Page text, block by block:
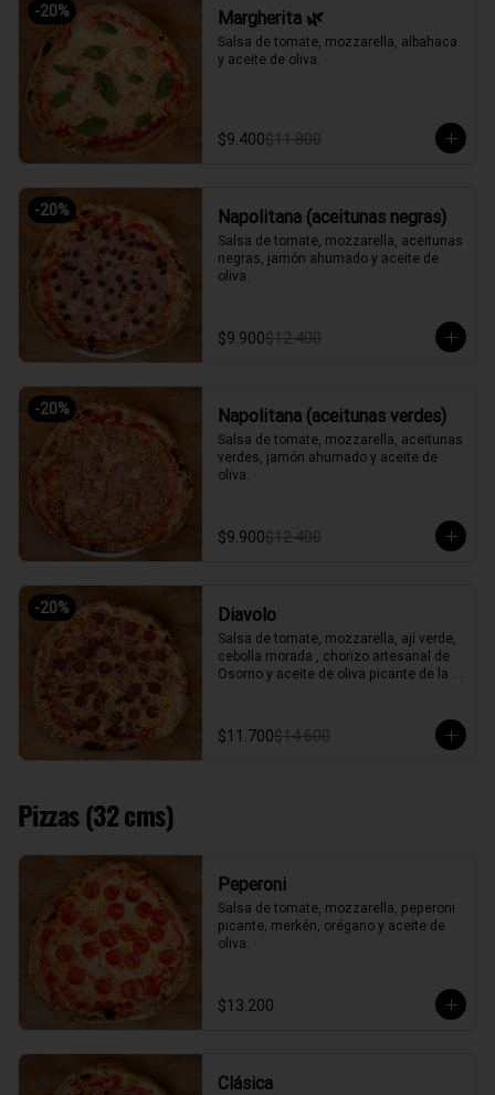
-20% Margherita 🌿
Salsa de tomate, mozzarella, albahaca
y aceite de oliva.
$9.400$11.800
-20% Napolitana (aceitunas negras)
Salsa de tomate, mozzarella, aceitunas
negras, jamón ahumado y aceite de
oliva.
$9.900$12.400
-20% Napolitana (aceitunas verdes)
Salsa de tomate, mozzarella, aceitunas
verdes, jamón ahumado y aceite de
oliva.
$9.900$12.400
-20% Diavolo
Salsa de tomate, mozzarella, ají verde,
cebolla morada , chorizo artesanal de
Osorno y aceite de oliva picante de la
$11.700$14.600
Pizzas (32 cms)
Peperoni
Salsa de tomate, mozzarella, peperoni
picante, merkén, orégano y aceite de
oliva.
$13.200
Clásica